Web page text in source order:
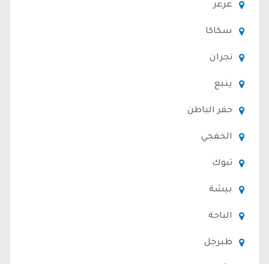
عرعر
سكاكا
نجران
ينبع
حفر الباطن
الخفجي
تبوك
بيشة
الباحة
طبرجل